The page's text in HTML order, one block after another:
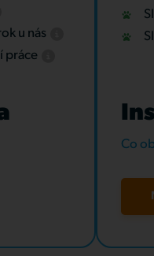
u nás
práce
Co